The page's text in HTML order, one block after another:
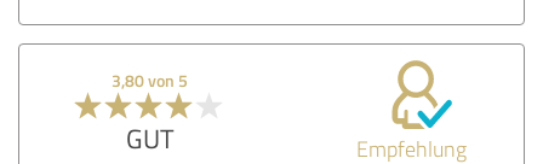
3,80 von 5
GUT Empfehlung